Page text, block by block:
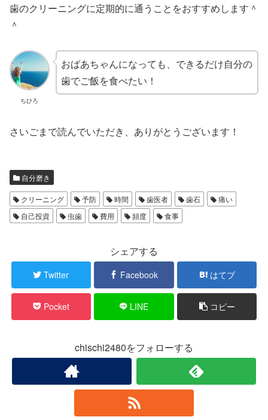
歯のクリーニングに定期的に通うことをおすすめします＾
＾
ちひろ
おばあちゃんになっても、できるだけ自分の
歯でご飯を食べたい！
さいごまで読んでいただき、ありがとうございます！
自分磨き
クリーニング 予防 時間 歯医者 歯石
痛い
自己投資
虫歯 費用 頻度 食事
シェアする
Twitter Facebook はてブ
Pocket LINE コピー
chischi2480をフォローする